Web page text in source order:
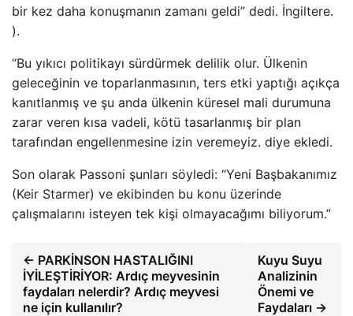
bir kez daha konuşmanın zamanı geldi” dedi. İngiltere.
).
“Bu yıkıcı politikayı sürdürmek delilik olur. Ülkenin
geleceğinin ve toparlanmasının, ters etki yaptığı açıkça
kanıtlanmış ve şu anda ülkenin küresel mali durumuna
zarar veren kısa vadeli, kötü tasarlanmış bir plan
tarafından engellenmesine izin veremeyiz. diye ekledi.
Son olarak Passoni şunları söyledi: “Yeni Başbakanımız
(Keir Starmer) ve ekibinden bu konu üzerinde
çalışmalarını isteyen tek kişi olmayacağımı biliyorum.”
← PARKİNSON HASTALIĞINI
İYİLEŞTİRİYOR: Ardıç meyvesinin
faydaları nelerdir? Ardıç meyvesi
ne için kullanılır?
Kuyu Suyu
Analizinin
Önemi ve
Faydaları →